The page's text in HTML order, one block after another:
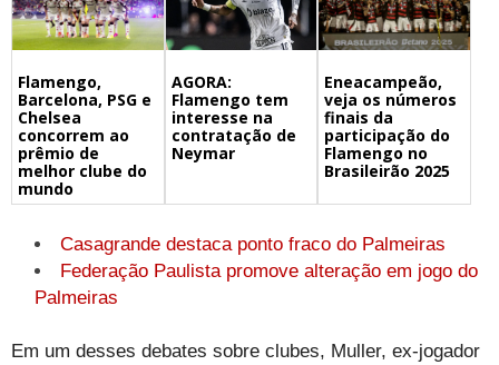
Flamengo,
Barcelona, PSG e
Chelsea
concorrem ao
prêmio de
melhor clube do
mundo
AGORA:
Flamengo tem
interesse na
contratação de
Neymar
Eneacampeão,
veja os números
finais da
participação do
Flamengo no
Brasileirão 2025
Casagrande destaca ponto fraco do Palmeiras
Federação Paulista promove alteração em jogo do
Palmeiras
Em um desses debates sobre clubes, Muller, ex-jogador